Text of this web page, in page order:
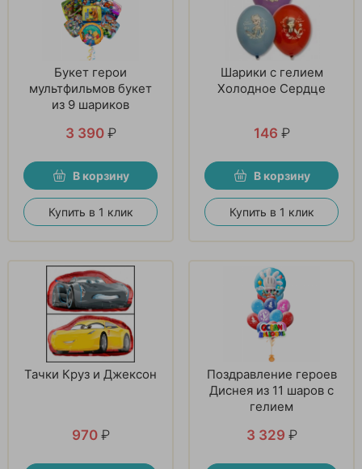
Букет герои
мультфильмов букет
из 9 шариков
3 390 ₽
В корзину
Купить в 1 клик
Шарики с гелием
Холодное Сердце
146 ₽
В корзину
Купить в 1 клик
Тачки Круз и Джексон
970 ₽
Поздравление героев
Диснея из 11 шаров с
гелием
3 329 ₽